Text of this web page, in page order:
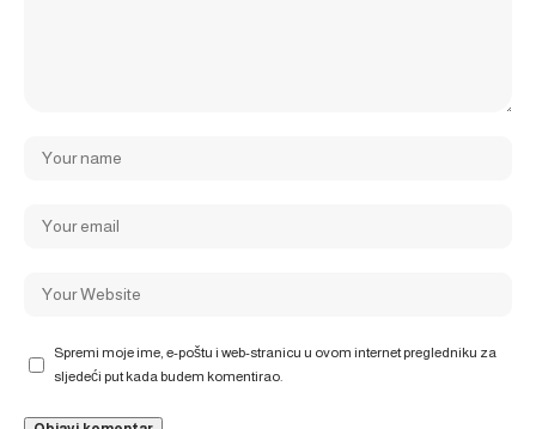
Spremi moje ime, e-poštu i web-stranicu u ovom internet pregledniku za
sljedeći put kada budem komentirao.